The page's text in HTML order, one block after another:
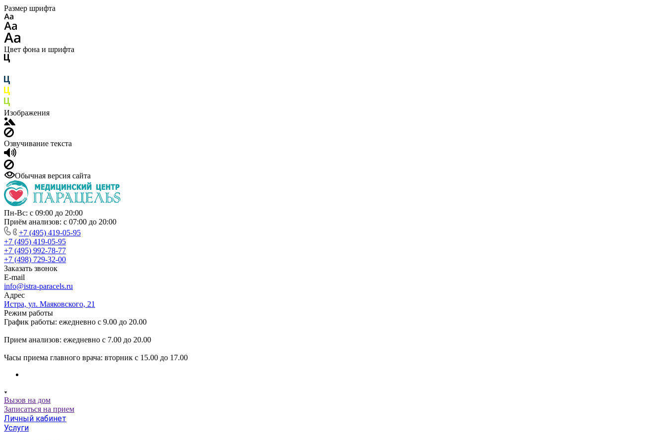
Размер шрифта
Цвет фона и шрифта
Изображения
Озвучивание текста
Обычная версия сайта
Пн-Вс: с 09:00 до 20:00
Приём анализов: с 07:00 до 20:00
+7 (495) 419-05-95
+7 (495) 419-05-95
+7 (495) 992-78-77
+7 (498) 729-32-00
Заказать звонок
E-mail
info@istra-paracels.ru
Адрес
Истра, ул. Маяковского, 21
Режим работы
График работы: ежедневно с 9.00 до 20.00
Прием анализов: ежедневно с 7.00 до 20.00
Часы приема главного врача: вторник с 15.00 до 17.00
Вызов на дом
Записаться на прием
Личный кабинет
Услуги